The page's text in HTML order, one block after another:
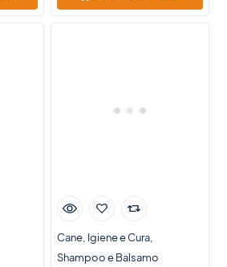
Cane Igiene e Cura
Shampoo e Balsamo